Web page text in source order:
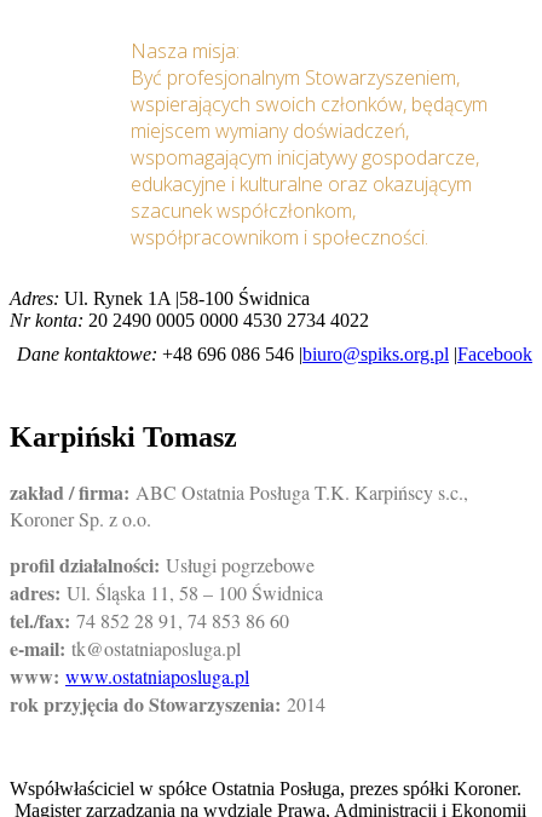
Nasza misja:
Być profesjonalnym Stowarzyszeniem,
wspierających swoich członków, będącym
miejscem wymiany doświadczeń,
wspomagającym inicjatywy gospodarcze,
edukacyjne i kulturalne oraz okazującym
szacunek współczłonkom,
współpracownikom i społeczności.
Adres: Ul. Rynek 1A |58-100 Świdnica
Nr konta: 20 2490 0005 0000 4530 2734 4022
Dane kontaktowe: +48 696 086 546 |biuro@spiks.org.pl |Facebook
Karpiński Tomasz
zakład / firma: ABC Ostatnia Posługa T.K. Karpińscy s.c.,
Koroner Sp. z o.o.
profil działalności: Usługi pogrzebowe
adres: Ul. Śląska 11, 58 – 100 Świdnica
tel./fax: 74 852 28 91, 74 853 86 60
e-mail: tk@ostatniaposluga.pl
www: www.ostatniaposluga.pl
rok przyjęcia do Stowarzyszenia: 2014
Współwłaściciel w spółce Ostatnia Posługa, prezes spółki Koroner.
Magister zarządzania na wydziale Prawa, Administracji i Ekonomii